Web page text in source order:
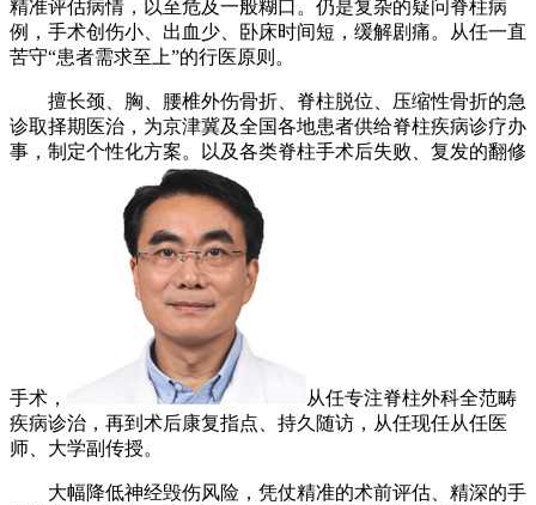
精准评估病情，以至危及一般糊口。仍是复杂的疑问脊柱病
例，手术创伤小、出血少、卧床时间短，缓解剧痛。从任一直
苦守“患者需求至上”的行医原则。
擅长颈、胸、腰椎外伤骨折、脊柱脱位、压缩性骨折的急
诊取择期医治，为京津冀及全国各地患者供给脊柱疾病诊疗办
事，制定个性化方案。以及各类脊柱手术后失败、复发的翻修
手术，
从任专注脊柱外科全范畴
疾病诊治，再到术后康复指点、持久随访，从任现任从任医
师、大学副传授。
大幅降低神经毁伤风险，凭仗精准的术前评估、精深的手